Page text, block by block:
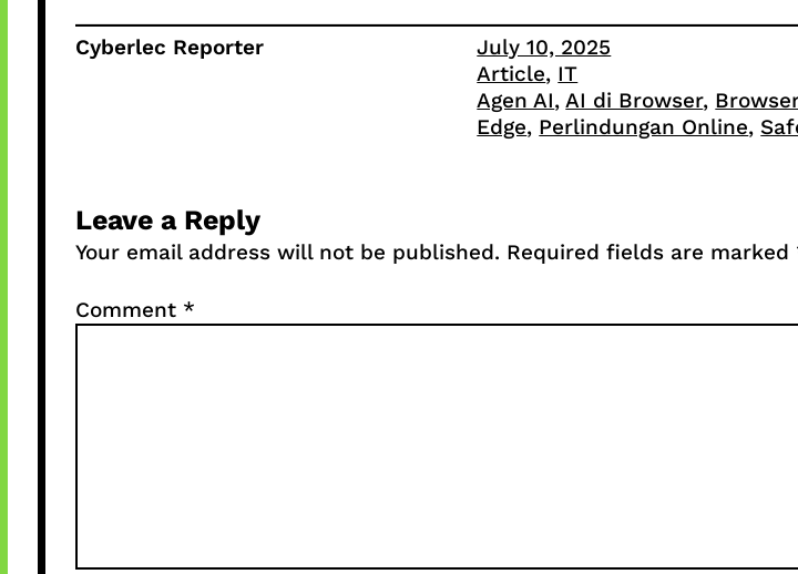
Cyberlec Reporter
July 10, 2025
Article, IT
Agen AI, AI di Browser,
Edge, Perlindungan Online,
Leave a Reply
Your email address will not be published. Required fields are marked
Comment *